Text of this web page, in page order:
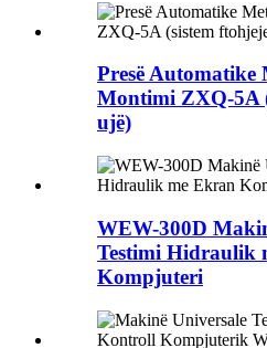
Presë Automatike
Montimi ZXQ-5A
ujë)
WEW-300D
Testimi Hidraulik
Kompjuteri